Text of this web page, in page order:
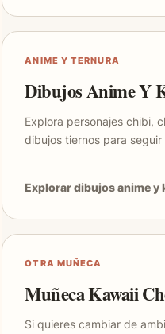
ANIME Y TERNURA
Dibujos Anime Y
Explora personajes chibi,
dibujos tiernos para
Explorar dibujos anime y
OTRA MUÑECA
Muñeca Kawaii
Si quieres cambiar de